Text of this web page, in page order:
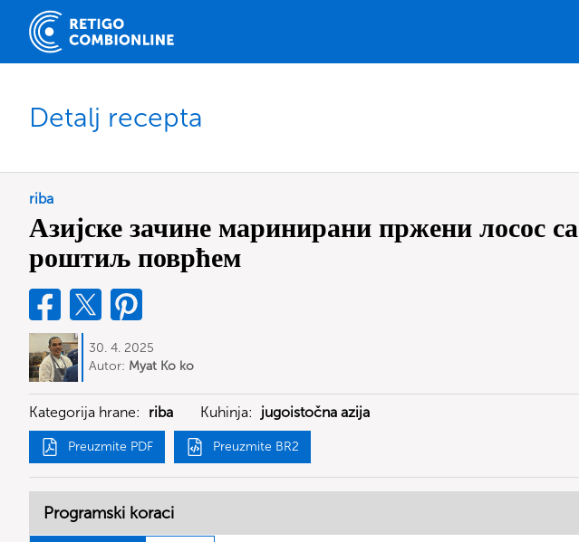
Detalj recepta
riba
Азијске зачине маринирани пржени лосос са
роштиљ поврћем
30. 4. 2025
Autor: Myat Ko ko
Kategorija hrane: riba Kuhinja: jugoistočna azija
Preuzmite PDF Preuzmite BR2
Programski koraci